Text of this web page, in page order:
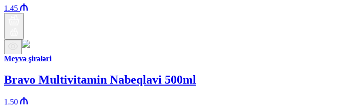
1.45
Meyvə şirələri
Bravo Multivitamin Nabeqlavi 500ml
1.50